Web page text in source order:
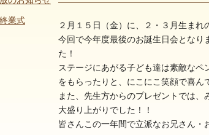
業式
２月１５日（金）に、２・３月生ま
今回で今年度最後のお誕生日会となり
た！
ステージにあがる子ども達は素敵な
をもらったりと、にこにこ笑顔で喜ん
また、先生方からのプレゼントでは、
大盛り上がりでした！！
皆さんこの一年間で立派なお兄さん・